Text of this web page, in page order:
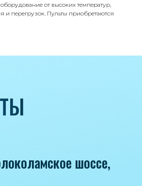
от высоких температур,
и перегрузок. Пульты приобретаются